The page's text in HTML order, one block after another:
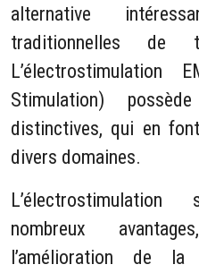
alternative
traditionnelles de
L’électrostimulation
Stimulation)
distinctives, qui en
divers domaines.
nombreux
l’amélioration de